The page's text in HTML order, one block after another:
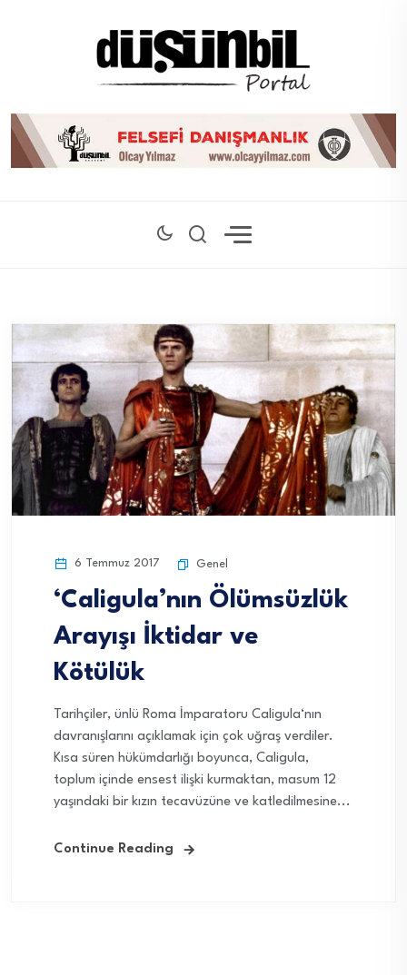
6 Temmuz 2017 Genel
‘Caligula’nın Ölümsüzlük
Arayışı İktidar ve
Kötülük
Tarihçiler, ünlü Roma İmparatoru Caligula‘nın
davranışlarını açıklamak için çok uğraş verdiler.
Kısa süren hükümdarlığı boyunca, Caligula,
toplum içinde ensest ilişki kurmaktan, masum 12
yaşındaki bir kızın tecavüzüne ve katledilmesine...
Continue Reading